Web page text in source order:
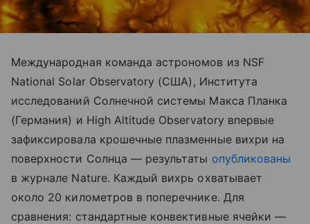
Международная команда астрономов из NSF
National Solar Observatory (США), Института
исследований Солнечной системы Макса Планка
(Германия) и High Altitude Observatory впервые
зафиксировала крошечные плазменные вихри на
поверхности Солнца — результаты опубликованы
в журнале Nature. Каждый вихрь охватывает
около 20 километров в поперечнике. Для
сравнения: стандартные конвективные ячейки —